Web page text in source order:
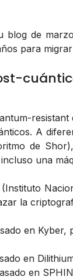
blog de
para
A
de
una
(Instituto
la
en Kyber,
en
en